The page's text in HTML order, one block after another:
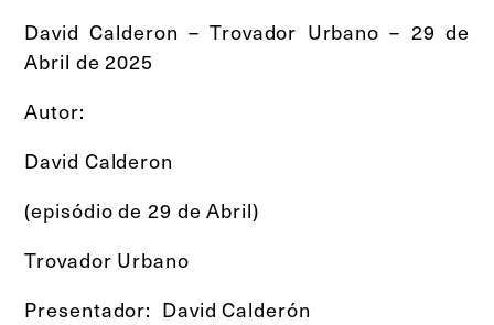
David Calderon – Trovador Urbano – 29 de
Abril de 2025
Autor:
David Calderon
(episódio de 29 de Abril)
Trovador Urbano
Presentador: David Calderón